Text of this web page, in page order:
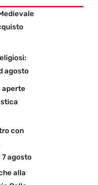
agosto
aperte
con
agosto
alla